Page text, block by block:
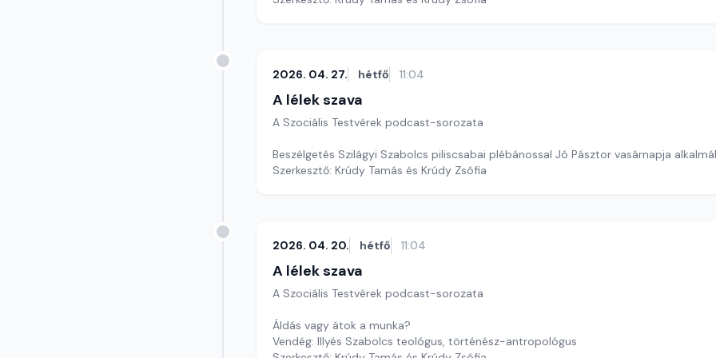
2026. 04. 27. hétfő 11:04
A lélek szava
A Szociális Testvérek podcast-sorozata
Beszélgetés Szilágyi Szabolcs piliscsabai plébánossal Jó Pásztor vasárnapja
Szerkesztő: Krúdy Tamás és Krúdy Zsófia
2026. 04. 20. hétfő 11:04
A lélek szava
A Szociális Testvérek podcast-sorozata
Áldás vagy átok a munka?
Vendég: Illyés Szabolcs teológus, történész-antropológus